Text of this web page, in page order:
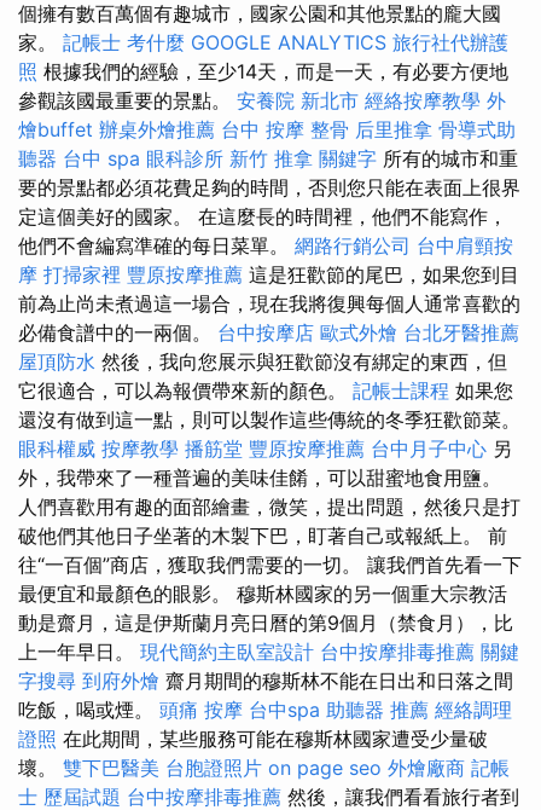
個擁有數百萬個有趣城市，國家公園和其他景點的龐大國
家。 記帳士 考什麼 GOOGLE ANALYTICS 旅行社代辦護
照 根據我們的經驗，至少14天，而是一天，有必要方便地
參觀該國最重要的景點。 安養院 新北市 經絡按摩教學 外
燴buffet 辦桌外燴推薦 台中 按摩 整骨 后里推拿 骨導式助
聽器 台中 spa 眼科診所 新竹 推拿 關鍵字 所有的城市和重
要的景點都必須花費足夠的時間，否則您只能在表面上很界
定這個美好的國家。 在這麼長的時間裡，他們不能寫作，
他們不會編寫準確的每日菜單。 網路行銷公司 台中肩頸按
摩 打掃家裡 豐原按摩推薦 這是狂歡節的尾巴，如果您到目
前為止尚未煮過這一場合，現在我將復興每個人通常喜歡的
必備食譜中的一兩個。 台中按摩店 歐式外燴 台北牙醫推薦
屋頂防水 然後，我向您展示與狂歡節沒有綁定的東西，但
它很適合，可以為報價帶來新的顏色。 記帳士課程 如果您
還沒有做到這一點，則可以製作這些傳統的冬季狂歡節菜。
眼科權威 按摩教學 播筋堂 豐原按摩推薦 台中月子中心 另
外，我帶來了一種普遍的美味佳餚，可以甜蜜地食用鹽。
人們喜歡用有趣的面部繪畫，微笑，提出問題，然後只是打
破他們其他日子坐著的木製下巴，盯著自己或報紙上。 前
往“一百個”商店，獲取我們需要的一切。 讓我們首先看一下
最便宜和最顏色的眼影。 穆斯林國家的另一個重大宗教活
動是齋月，這是伊斯蘭月亮日曆的第9個月（禁食月），比
上一年早日。 現代簡約主臥室設計 台中按摩排毒推薦 關鍵
字搜尋 到府外燴 齋月期間的穆斯林不能在日出和日落之間
吃飯，喝或煙。 頭痛 按摩 台中spa 助聽器 推薦 經絡調理
證照 在此期間，某些服務可能在穆斯林國家遭受少量破
壞。 雙下巴醫美 台胞證照片 on page seo 外燴廠商 記帳
士 歷屆試題 台中按摩排毒推薦 然後，讓我們看看旅行者到